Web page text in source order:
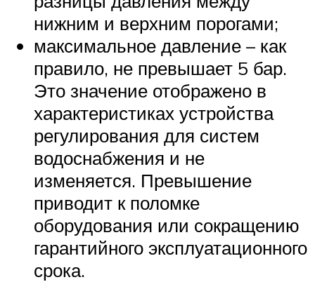
нижним и верхним порогами;
максимальное давление – как
правило, не превышает 5 бар.
Это значение отображено в
характеристиках устройства
регулирования для систем
водоснабжения и не
изменяется. Превышение
приводит к поломке
оборудования или сокращению
гарантийного эксплуатационного
срока.